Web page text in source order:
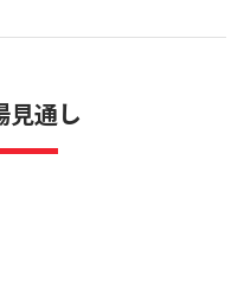
見通し